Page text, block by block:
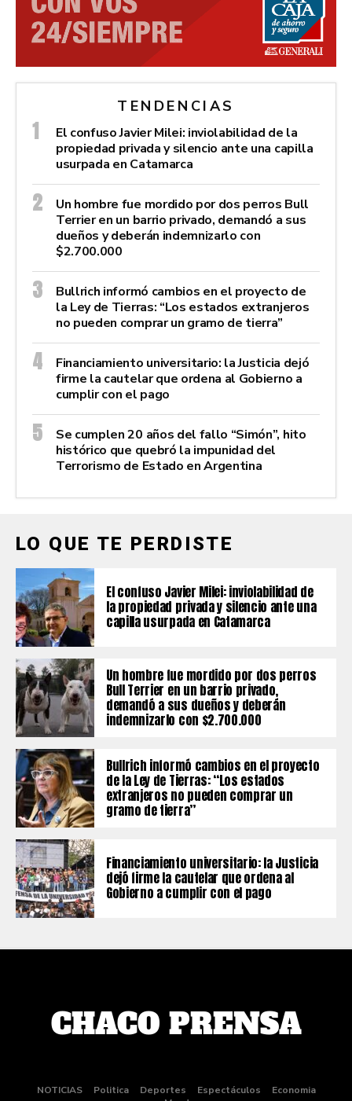
TENDENCIAS
El confuso Javier Milei: inviolabilidad de la
propiedad privada y silencio ante una capilla
usurpada en Catamarca
Un hombre fue mordido por dos perros Bull
Terrier en un barrio privado, demandó a sus
dueños y deberán indemnizarlo con
$2.700.000
Bullrich informó cambios en el proyecto de
la Ley de Tierras: “Los estados extranjeros
no pueden comprar un gramo de tierra”
Financiamiento universitario: la Justicia dejó
firme la cautelar que ordena al Gobierno a
cumplir con el pago
Se cumplen 20 años del fallo “Simón”, hito
histórico que quebró la impunidad del
Terrorismo de Estado en Argentina
LO QUE TE PERDISTE
El confuso Javier Milei: inviolabilidad de
la propiedad privada y silencio ante una
capilla usurpada en Catamarca
Un hombre fue mordido por dos perros
Bull Terrier en un barrio privado,
demandó a sus dueños y deberán
indemnizarlo con $2.700.000
Bullrich informó cambios en el proyecto
de la Ley de Tierras: “Los estados
extranjeros no pueden comprar un
gramo de tierra”
Financiamiento universitario: la Justicia
dejó firme la cautelar que ordena al
Gobierno a cumplir con el pago
NOTICIAS Politica Deportes Espectáculos
Economia